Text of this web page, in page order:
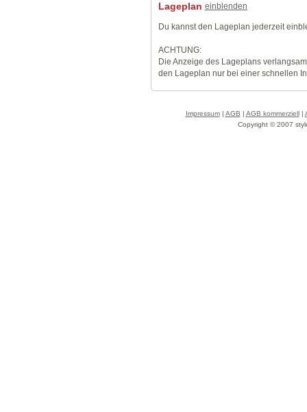
Lageplan einblenden
Du kannst den Lageplan jederzeit
ACHTUNG:
Die Anzeige des Lageplans
den Lageplan nur bei einer schnellen
Impressum| AGB | AGB kommerziell|
Copyright © 2007